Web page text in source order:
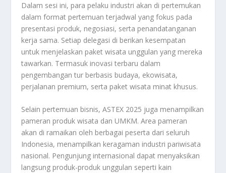
Dalam sesi ini, para pelaku industri akan di pertemukan
dalam format pertemuan terjadwal yang fokus pada
presentasi produk, negosiasi, serta penandatanganan
kerja sama. Setiap delegasi di berikan kesempatan
untuk menjelaskan paket wisata unggulan yang mereka
tawarkan. Termasuk inovasi terbaru dalam
pengembangan tur berbasis budaya, ekowisata,
perjalanan premium, serta paket wisata minat khusus.
Selain pertemuan bisnis, ASTEX 2025 juga menampilkan
pameran produk wisata dan UMKM. Area pameran
akan di ramaikan oleh berbagai peserta dari seluruh
Indonesia, menampilkan keragaman industri pariwisata
nasional. Pengunjung internasional dapat menyaksikan
langsung produk-produk unggulan seperti kain